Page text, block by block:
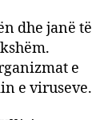
dhe janë të
e
e viruseve.